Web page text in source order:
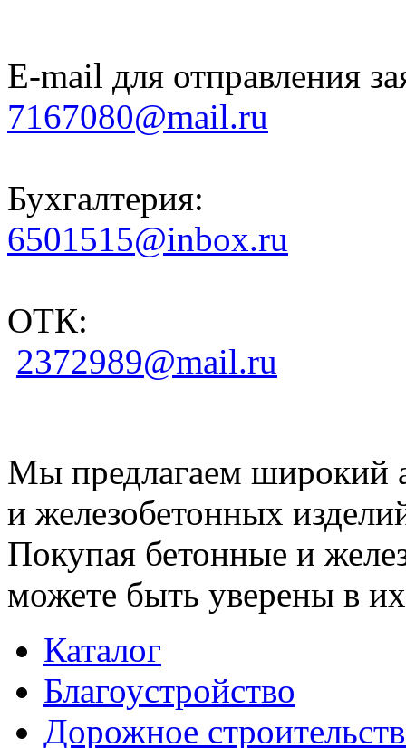
E-mail для отправления
7167080@mail.ru
Бухгалтерия:
6501515@inbox.ru
ОТК:
2372989@mail.ru
Мы предлагаем широкий
и железобетонных
Покупая бетонные и
можете быть уверены в их
Каталог
Благоустройство
Дорожное